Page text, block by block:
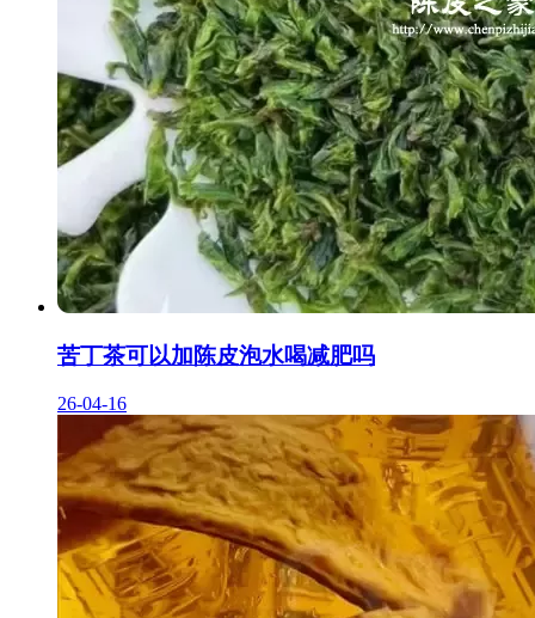
苦丁茶可以加陈皮泡水喝减肥吗
26-04-16